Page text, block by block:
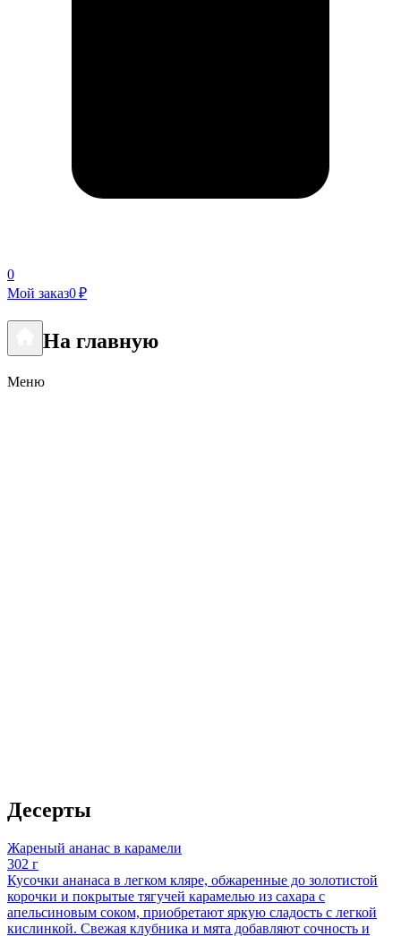
0
Мой заказ0 ₽
На главную
Меню
Десерты
Жареный ананас в карамели
302 г
Кусочки ананаса в легком кляре, обжаренные до золотистой
корочки и покрытые тягучей карамелью из сахара с
апельсиновым соком, приобретают яркую сладость с легкой
кислинкой. Свежая клубника и мята добавляют сочность и